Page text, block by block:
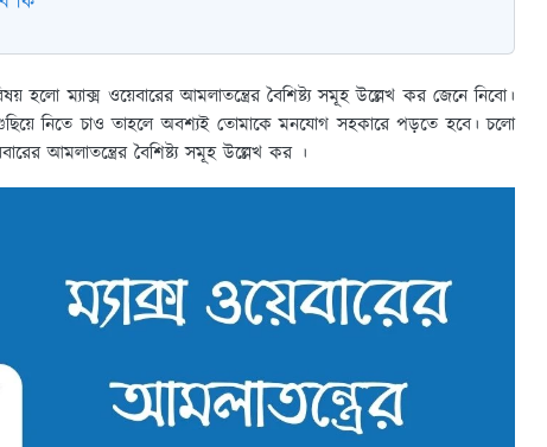
হলো ম্যাক্স ওয়েবারের আমলাতন্ত্রের বৈশিষ্ট্য সমূহ উল্লেখ কর জেনে নিবো।
নিতে চাও তাহলে অবশ্যই তোমাকে মনযোগ সহকারে পড়তে হবে। চলো
আমলাতন্ত্রের বৈশিষ্ট্য সমূহ উল্লেখ কর ।